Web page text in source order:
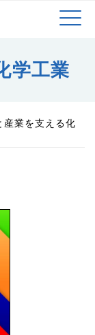
学工業
産業を支える化